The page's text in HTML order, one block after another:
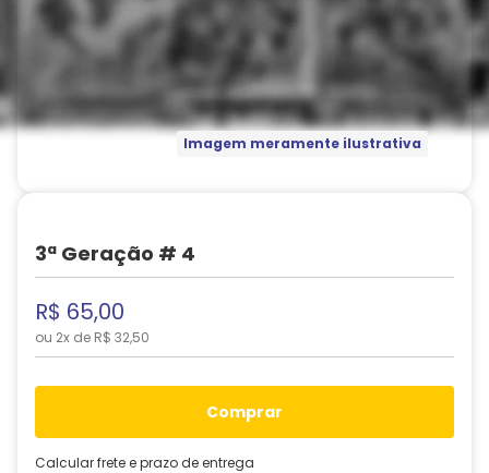
Imagem meramente ilustrativa
3ª Geração # 4
R$ 65,00
ou 2x de R$ 32,50
comprar
Calcular frete e prazo de entrega